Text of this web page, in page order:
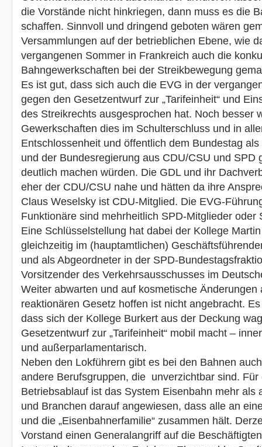
die Vorstände nicht hinkriegen, dann muss es die
schaffen. Sinnvoll und dringend geboten wären
Versammlungen auf der betrieblichen Ebene, wie
vergangenen Sommer in Frankreich auch die
Bahngewerkschaften bei der Streikbewegung
Es ist gut, dass sich auch die EVG in der
gegen den Gesetzentwurf zur „Tarifeinheit“ und
des Streikrechts ausgesprochen hat. Noch besser
Gewerkschaften dies im Schulterschluss und in
Entschlossenheit und öffentlich dem Bundestag
und der Bundesregierung aus CDU/CSU und SPD
deutlich machen würden. Die GDL und ihr
eher der CDU/CSU nahe und hätten da ihre
Claus Weselsky ist CDU-Mitglied. Die EVG-
Funktionäre sind mehrheitlich SPD-Mitglieder oder
Eine Schlüsselstellung hat dabei der Kollege
gleichzeitig im (hauptamtlichen)
und als Abgeordneter in der SPD-
Vorsitzender des Verkehrsausschusses im
Weiter abwarten und auf kosmetische Änderungen
reaktionären Gesetz hoffen ist nicht angebracht.
dass sich der Kollege Burkert aus der Deckung
Gesetzentwurf zur „Tarifeinheit“ mobil macht –
und außerparlamentarisch.
Neben den Lokführern gibt es bei den Bahnen
andere Berufsgruppen, die unverzichtbar sind. Für
Betriebsablauf ist das System Eisenbahn mehr als
und Branchen darauf angewiesen, dass alle an
und die „Eisenbahnerfamilie“ zusammen hält.
Vorstand einen Generalangriff auf die